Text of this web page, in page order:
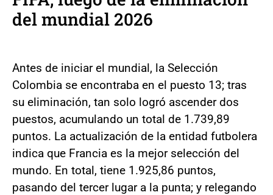
del mundial 2026
Antes de iniciar el mundial, la Selección
Colombia se encontraba en el puesto 13; tras
su eliminación, tan solo logró ascender dos
puestos, acumulando un total de 1.739,89
puntos. La actualización de la entidad futbolera
indica que Francia es la mejor selección del
mundo. En total, tiene 1.925,86 puntos,
pasando del tercer lugar a la punta; y relegando